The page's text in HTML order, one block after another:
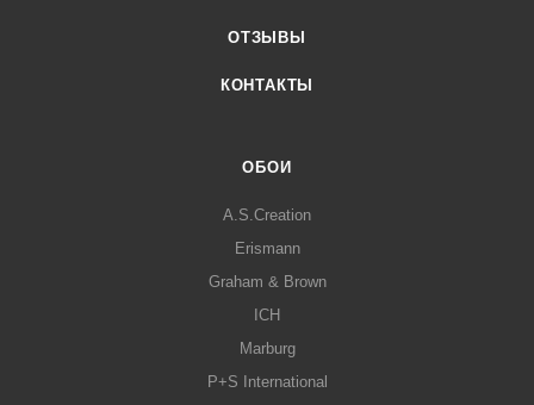
ОТЗЫВЫ
КОНТАКТЫ
ОБОИ
A.S.Creation
Erismann
Graham & Brown
ICH
Marburg
P+S International